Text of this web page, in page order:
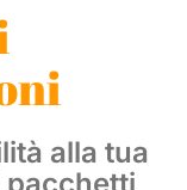
alla tua